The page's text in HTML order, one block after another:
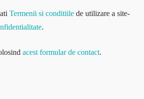
Termenii si conditiilede utilizare a site-
.
acest formular de contact.